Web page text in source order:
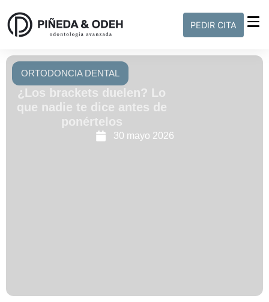
PEDIR CITA
ORTODONCIA DENTAL
¿Los brackets duelen? Lo
que nadie te dice antes de
ponértelos
30 mayo 2026